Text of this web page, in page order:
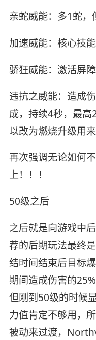
亲蛇威能：多1蛇
加速威能：核心技
骄狂威能：激活屏
违抗之威能：造成
成，持续4秒，最
以改为燃烧升级用
再次强调无论如何
上！！！
50级之后
之后就是向游戏中
荐的后期玩法最终
结时间结束后目标
期间造成伤害的
但刚到50级的时候
力值肯定不够用，
被动来过渡，